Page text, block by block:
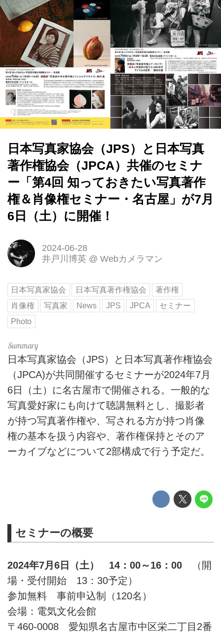
日本写真家協会（JPS）と日本写真
著作権協会（JPCA）共催のセミナ
ー「第4回 知っておきたい写真著作
権＆肖像権セミナー・名古屋」が7月
6日（土）に開催！
2024-06-28
井戸川博英 @ Webカメラマン
日本写真家協会 日本写真著作権協会
著作権
肖像権
写真家 News JPS JPCA
セミナー
Photo
日本写真家協会（JPS）と日本写真著作権協会
（JPCA)が共同開催するセミナーが2024年7月
6日（土）に名古屋市で開催される。一般的な
写真愛好家にも向けて聴講無料とし、撮影者
が持つ写真著作権や、写される方が持つ肖像
権の基本を扱う内容や、著作権保持とそのア
ーカイブなどについて2部構成で行う予定だ。
セミナーの概要
2024年7月6日（土） 14：00～16：00
（開
場・受付開始 13：30予定）
参加無料 事前申込制（120名）
会場：電気文化会館
〒460-0008 愛知県名古屋市中区栄二丁目2番